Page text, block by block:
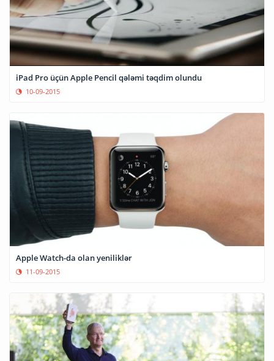
iPad Pro üçün Apple Pencil qələmi təqdim olundu
10-09-2015
Apple Watch-da olan yeniliklər
11-09-2015